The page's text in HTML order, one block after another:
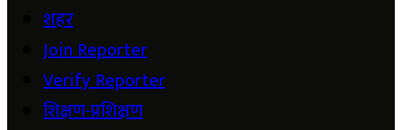
शहर
Join Reporter
Verify Reporter
शिक्षण-प्रशिक्षण